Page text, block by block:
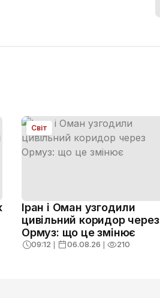
Світ
Іран і Оман узгодили
цивільний коридор через
Ормуз: що це змінює
09:12 ❘ 06.08.26 ❘ 210